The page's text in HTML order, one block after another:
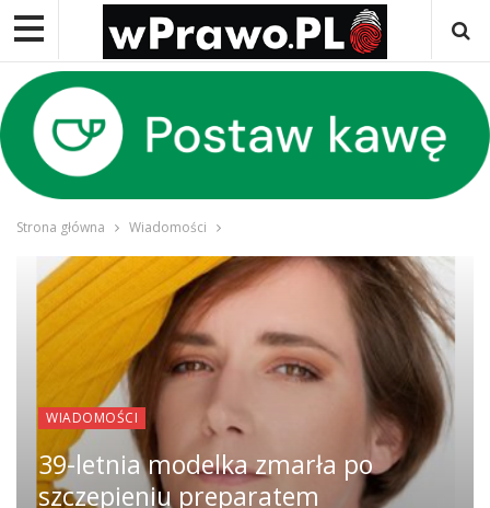
Strona główna Wiadomości
WIADOMOŚCI
39-letnia modelka zmarła po
szczepieniu preparatem